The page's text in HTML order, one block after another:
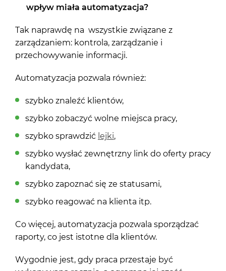
wpływ miała automatyzacja?
Tak naprawdę na wszystkie związane z
zarządzaniem: kontrola, zarządzanie i
przechowywanie informacji.
Automatyzacja pozwala również:
szybko znaleźć klientów,
szybko zobaczyć wolne miejsca pracy,
szybko sprawdzić lejki,
szybko wysłać zewnętrzny link do oferty pracy
kandydata,
szybko zapoznać się ze statusami,
szybko reagować na klienta itp.
Co więcej, automatyzacja pozwala sporządzać
raporty, co jest istotne dla klientów.
Wygodnie jest, gdy praca przestaje być